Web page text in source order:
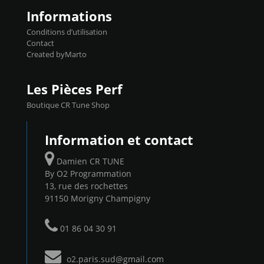
Informations
Conditions d’utilisation
Contact
Created byMarto
Les Pièces Perf
Boutique CR Tune Shop
Information et contact
Damien CR TUNE
By O2 Programmation
13, rue des rochettes
91150 Morigny Champigny
01 86 04 30 91
o2.paris.sud@gmail.com